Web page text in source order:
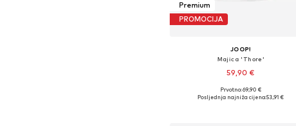
Premium
PROMOCIJA
JOOP!
Majica 'Thore'
59,90 €
Dostupne veličine: XS, S, M, L, XL, XXL
Prvotno: 69,90 €
Posljednja najniža cijena:53,91 €